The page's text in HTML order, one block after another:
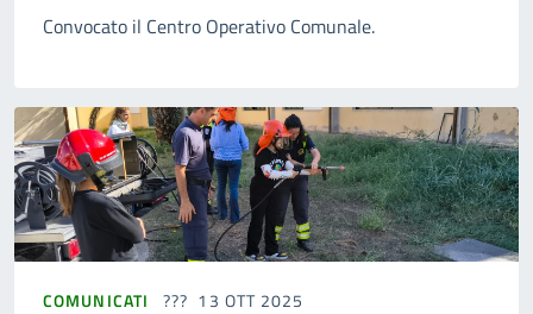
Convocato il Centro Operativo Comunale.
COMUNICATI 13 OTT 2025